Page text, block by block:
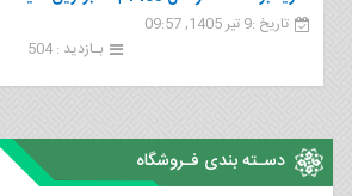
تاریخ :9 تیر 1405, 09:57
بـازدید : 504
دسـته بندی فـروشگاه